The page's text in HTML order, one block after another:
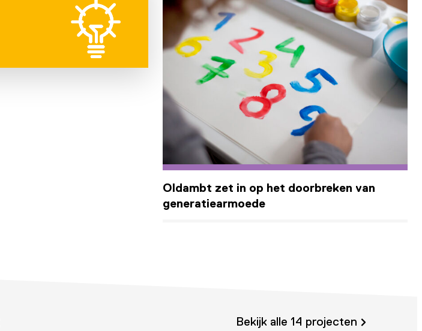
Oldambt zet in op het doorbreken van
generatiearmoede
Bekijk alle 14 projecten